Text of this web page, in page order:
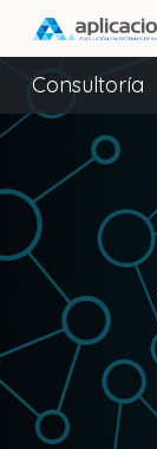
Consultoría